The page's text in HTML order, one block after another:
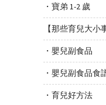
・寶弟 1-2 歲
【那些育兒大小
・嬰兒副食品
・嬰兒副食品食
・育兒好方法